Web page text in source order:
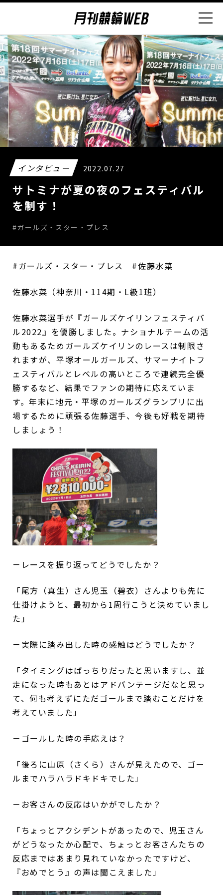
インタビュー 2022.07.27
サトミナが夏の夜のフェスティバル
を制す！
#ガールズ・スター・プレス
#ガールズ・スター・プレス #佐藤水菜
佐藤水菜（神奈川・114期・L級1班）
佐藤水菜選手が『ガールズケイリンフェスティバ
ル2022』を優勝しました。ナショナルチームの活
動もあるためガールズケイリンのレースは制限さ
れますが、平塚オールガールズ、サマーナイトフ
ェスティバルとレベルの高いところで連続完全優
勝するなど、結果でファンの期待に応えていま
す。年末に地元・平塚のガールズグランプリに出
場するために頑張る佐藤選手、今後も好戦を期待
しましょう！
－レースを振り返ってどうでしたか？
「尾方（真生）さん児玉（碧衣）さんよりも先に
仕掛けようと、最初から1周行こうと決めていまし
た」
－実際に踏み出した時の感触はどうでしたか？
「タイミングはばっちりだったと思いますし、並
走になった時もあとはアドバンテージだなと思っ
て、何も考えずにただゴールまで踏むことだけを
考えていました」
－ゴールした時の手応えは？
「後ろに山原（さくら）さんが見えたので、ゴー
ルまでハラハラドキドキでした」
－お客さんの反応はいかがでしたか？
「ちょっとアクシデントがあったので、児玉さん
がどうなったか心配で、ちょっとお客さんたちの
反応まではあまり見れていなかったですけど、
『おめでとう』の声は聞こえました」